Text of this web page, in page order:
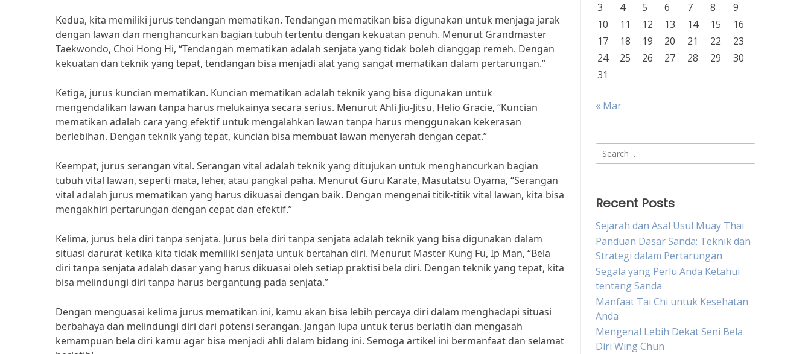
Kedua, kita memiliki jurus tendangan mematikan. Tendangan mematikan bisa digunakan untuk menjaga jarak
dengan lawan dan menghancurkan bagian tubuh tertentu dengan kekuatan penuh. Menurut Grandmaster
Taekwondo, Choi Hong Hi, “Tendangan mematikan adalah senjata yang tidak boleh dianggap remeh. Dengan
kekuatan dan teknik yang tepat, tendangan bisa menjadi alat yang sangat mematikan dalam pertarungan.”
Ketiga, jurus kuncian mematikan. Kuncian mematikan adalah teknik yang bisa digunakan untuk
mengendalikan lawan tanpa harus melukainya secara serius. Menurut Ahli Jiu-Jitsu, Helio Gracie, “Kuncian
mematikan adalah cara yang efektif untuk mengalahkan lawan tanpa harus menggunakan kekerasan
berlebihan. Dengan teknik yang tepat, kuncian bisa membuat lawan menyerah dengan cepat.”
Keempat, jurus serangan vital. Serangan vital adalah teknik yang ditujukan untuk menghancurkan bagian
tubuh vital lawan, seperti mata, leher, atau pangkal paha. Menurut Guru Karate, Masutatsu Oyama, “Serangan
vital adalah jurus mematikan yang harus dikuasai dengan baik. Dengan mengenai titik-titik vital lawan, kita bisa
mengakhiri pertarungan dengan cepat dan efektif.”
Kelima, jurus bela diri tanpa senjata. Jurus bela diri tanpa senjata adalah teknik yang bisa digunakan dalam
situasi darurat ketika kita tidak memiliki senjata untuk bertahan diri. Menurut Master Kung Fu, Ip Man, “Bela
diri tanpa senjata adalah dasar yang harus dikuasai oleh setiap praktisi bela diri. Dengan teknik yang tepat, kita
bisa melindungi diri tanpa harus bergantung pada senjata.”
Dengan menguasai kelima jurus mematikan ini, kamu akan bisa lebih percaya diri dalam menghadapi situasi
berbahaya dan melindungi diri dari potensi serangan. Jangan lupa untuk terus berlatih dan mengasah
kemampuan bela diri kamu agar bisa menjadi ahli dalam bidang ini. Semoga artikel ini bermanfaat dan selamat
3
4 5 6 7 8
9
10
11 12 13 14 15
16
17
18 19 20 21 22
23
24
25 26 27 28 29
30
31
« Mar
Search
for:
Recent Posts
Sejarah dan Asal Usul Muay Thai
Panduan Dasar Sanda: Teknik dan
Strategi dalam Pertarungan
Segala yang Perlu Anda Ketahui
tentang Sanda
Manfaat Tai Chi untuk Kesehatan
Anda
Mengenal Lebih Dekat Seni Bela
Diri Wing Chun